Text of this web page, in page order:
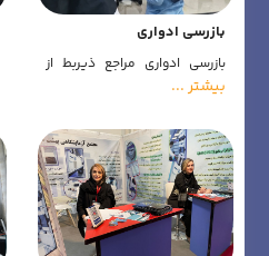
بازرسی ادواری
بازرسی ادواری مراجع ذیربط از
آزمایشگاه برای به روز بودن
وزارت بهداشت و استانداردهای
بین المللی
بیشتر ...